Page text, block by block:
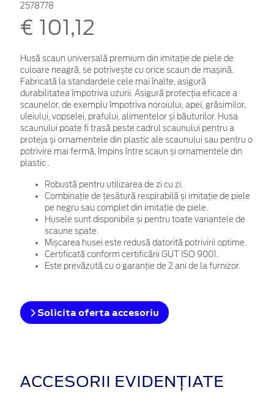
2578778
€ 101,12
Husă scaun universală premium din imitație de piele de
culoare neagră, se potrivește cu orice scaun de mașină.
Fabricată la standardele cele mai înalte, asigură
durabilitatea împotriva uzurii. Asigură protecția eficace a
scaunelor, de exemplu împotriva noroiului, apei, grăsimilor,
uleiului, vopselei, prafului, alimentelor și băuturilor. Husa
scaunului poate fi trasă peste cadrul scaunului pentru a
proteja și ornamentele din plastic ale scaunului sau pentru o
potrivire mai fermă, împins între scaun și ornamentele din
plastic
Robustă pentru utilizarea de zi cu zi.
Combinație de țesătură respirabilă și imitație de piele
pe negru sau complet din imitație de piele.
Husele sunt disponibile și pentru toate variantele de
scaune spate.
Mișcarea husei este redusă datorită potrivirii optime.
Certificată conform certificării GUT ISO 9001.
Este prevăzută cu o garanție de 2 ani de la furnizor.
Solicita oferta accesoriu
ACCESORII EVIDENȚIATE